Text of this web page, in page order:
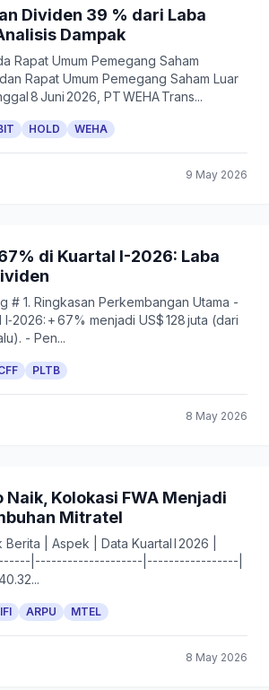
Dividen 39 % dari Laba
Dampak
Rapat Umum Pemegang Saham
Rapat Umum Pemegang Saham Luar
8 Juni 2026, PT WEHA Trans...
HOLD WEHA
9 May 2026
di Kuartal I-2026: Laba
# 1. Ringkasan Perkembangan Utama -
+ 67% menjadi US$ 128 juta (dari
- Pen...
PLTB
8 May 2026
Naik, Kolokasi FWA Menjadi
Mitratel
| Aspek | Data Kuartal I 2026 |
|------|--------------------|-----------------|
ARPU MTEL
8 May 2026